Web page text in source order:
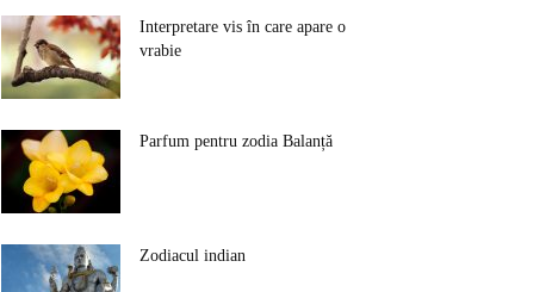
Interpretare vis în care apare o
vrabie
Parfum pentru zodia Balanță
Zodiacul indian